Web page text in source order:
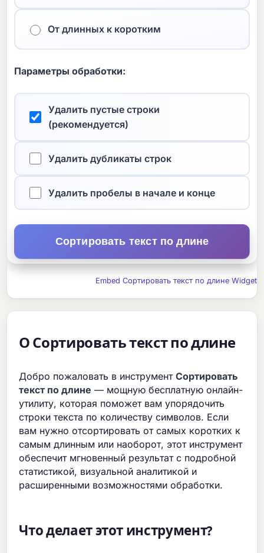
От длинных к коротким
Параметры обработки:
Удалить пустые строки
(рекомендуется)
Удалить дубликаты строк
Удалить пробелы в начале и конце
Сортировать текст по длине
Embed Сортировать текст по длине Widget
О Сортировать текст по длине
Добро пожаловать в инструментСортировать
текст по длине — мощную бесплатную онлайн-
утилиту, которая поможет вам упорядочить
строки текста по количеству символов. Если
вам нужно отсортировать от самых коротких к
самым длинным или наоборот, этот инструмент
обеспечит мгновенный результат с подробной
статистикой, визуальной аналитикой и
расширенными возможностями обработки.
Что делает этот инструмент?